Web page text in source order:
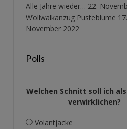
Alle Jahre wieder… 22.
Wollwalkanzug Pusteblume 17.
November 2022
Polls
Welchen Schnitt soll ich
verwirklichen?
Volantjacke